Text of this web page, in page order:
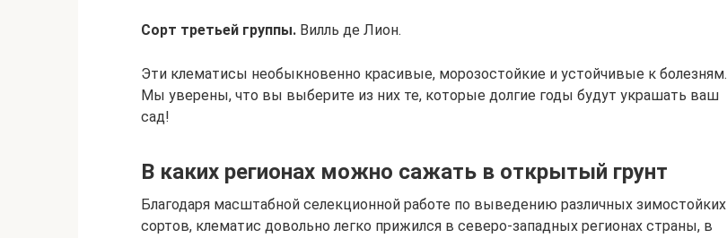
Сорт третьей группы. Вилль де Лион.
Эти клематисы необыкновенно красивые, морозостойкие и устойчивые к болезням.
Мы уверены, что вы выберите из них те, которые долгие годы будут украшать ваш
сад!
В каких регионах можно сажать в открытый грунт
Благодаря масштабной селекционной работе по выведению различных зимостойких
сортов, клематис довольно легко прижился в северо-западных регионах страны, в